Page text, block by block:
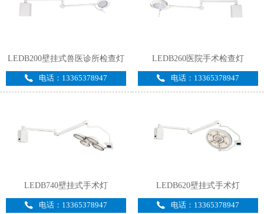
LEDB200壁挂式兽医诊所检查灯
电话：13365378947
LEDB260医院手术检查灯
电话：13365378947
LEDB740壁挂式手术灯
电话：13365378947
LEDB620壁挂式手术灯
电话：13365378947